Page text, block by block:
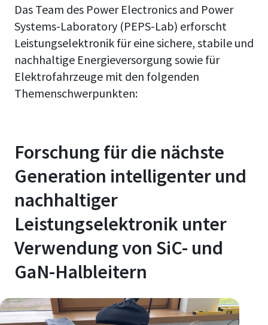
Das Team des Power Electronics and Power
Systems-Laboratory (PEPS-Lab) erforscht
Leistungselektronik für eine sichere, stabile und
nachhaltige Energieversorgung sowie für
Elektrofahrzeuge mit den folgenden
Themenschwerpunkten:
Forschung für die nächste
Generation intelligenter und
nachhaltiger
Leistungselektronik unter
Verwendung von SiC- und
GaN-Halbleitern